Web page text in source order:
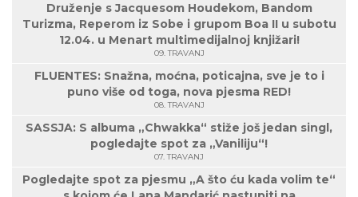
Druženje s Jacquesom Houdekom, Bandom
Turizma, Reperom iz Sobe i grupom Boa II u subotu
12.04. u Menart multimedijalnoj knjižari!
09. TRAVANJ
FLUENTES: Snažna, moćna, poticajna, sve je to i
puno više od toga, nova pjesma RED!
08. TRAVANJ
SASSJA: S albuma „Chwakka“ stiže još jedan singl,
pogledajte spot za „Vaniliju“!
07. TRAVANJ
Pogledajte spot za pjesmu „A što ću kada volim te“